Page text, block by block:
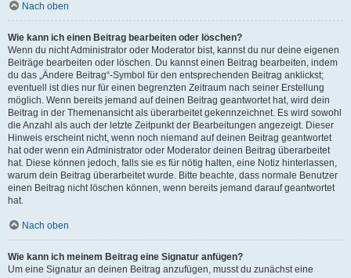
Nach oben
Wie kann ich einen Beitrag bearbeiten oder löschen?
Wenn du nicht Administrator oder Moderator bist, kannst du nur deine eigenen
Beiträge bearbeiten oder löschen. Du kannst einen Beitrag bearbeiten, indem
du das „Ändere Beitrag“-Symbol für den entsprechenden Beitrag anklickst;
eventuell ist dies nur für einen begrenzten Zeitraum nach seiner Erstellung
möglich. Wenn bereits jemand auf deinen Beitrag geantwortet hat, wird dein
Beitrag in der Themenansicht als überarbeitet gekennzeichnet. Es wird sowohl
die Anzahl als auch der letzte Zeitpunkt der Bearbeitungen angezeigt. Dieser
Hinweis erscheint nicht, wenn noch niemand auf deinen Beitrag geantwortet
hat oder wenn ein Administrator oder Moderator deinen Beitrag überarbeitet
hat. Diese können jedoch, falls sie es für nötig halten, eine Notiz hinterlassen,
warum dein Beitrag überarbeitet wurde. Bitte beachte, dass normale Benutzer
einen Beitrag nicht löschen können, wenn bereits jemand darauf geantwortet
hat.
Nach oben
Wie kann ich meinem Beitrag eine Signatur anfügen?
Um eine Signatur an deinen Beitrag anzufügen, musst du zunächst eine